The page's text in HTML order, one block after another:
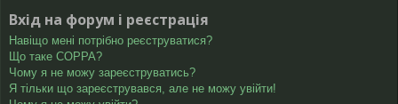
й
д
ос
Вхід на форум і реєстрація
Навіщо мені потрібно реєструватися?
Що таке COPPA?
Чому я не можу зареєструватись?
Я тільки що зареєструвався, але не можу увійти!